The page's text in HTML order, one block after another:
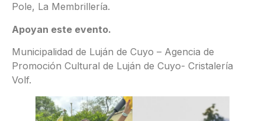
Pole, La Membrillería.
Apoyan este evento.
Municipalidad de Luján de Cuyo – Agencia de
Promoción Cultural de Luján de Cuyo- Cristalería
Volf.